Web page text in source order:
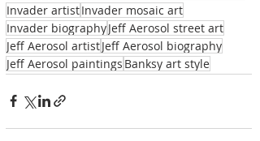
Invader artistInvader mosaic art
Invader biographyJeff Aerosol street art
Jeff Aerosol artistJeff Aerosol biography
Jeff Aerosol paintings Banksy art style